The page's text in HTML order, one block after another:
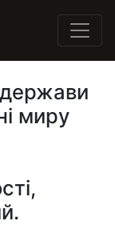
держави
миру